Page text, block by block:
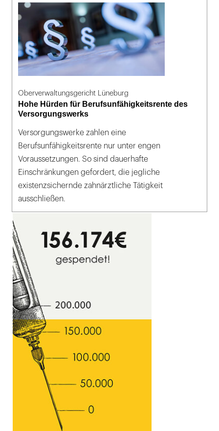
Oberverwaltungsgericht Lüneburg
Hohe Hürden für Berufsunfähigkeitsrente des
Versorgungswerks
Versorgungswerke zahlen eine
Berufsunfähigkeitsrente nur unter engen
Voraussetzungen. So sind dauerhafte
Einschränkungen gefordert, die jegliche
existenzsichernde zahnärztliche Tätigkeit
ausschließen.